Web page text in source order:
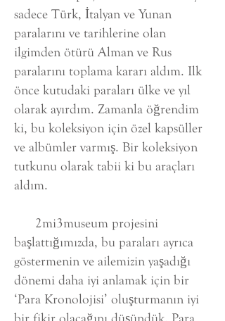
sadece Türk, İtalyan ve Yunan
paralarını ve tarihlerine olan
ilgimden ötürü Alman ve Rus
paralarını toplama kararı aldım. Ilk
önce kutudaki paraları ülke ve yıl
olarak ayırdım. Zamanla öğrendim
ki, bu koleksiyon için özel kapsüller
ve albümler varmış. Bir koleksiyon
tutkunu olarak tabii ki bu araçları
aldım.
2mi3museum projesini
başlattığımızda, bu paraları ayrıca
göstermenin ve ailemizin yaşadığı
dönemi daha iyi anlamak için bir
‘Para Kronolojisi’ oluşturmanın iyi